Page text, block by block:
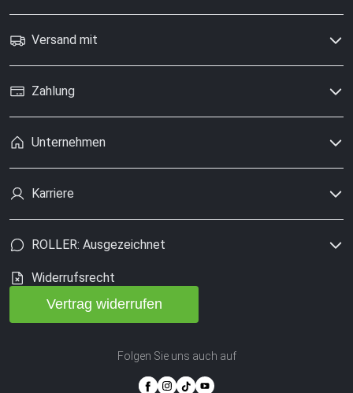
Versand mit
Zahlung
Unternehmen
Karriere
ROLLER: Ausgezeichnet
Widerrufsrecht
Vertrag widerrufen
Folgen Sie uns auch auf